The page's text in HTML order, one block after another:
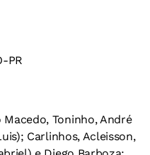
PR
Macedo, Toninho, André
Carlinhos, Acleisson,